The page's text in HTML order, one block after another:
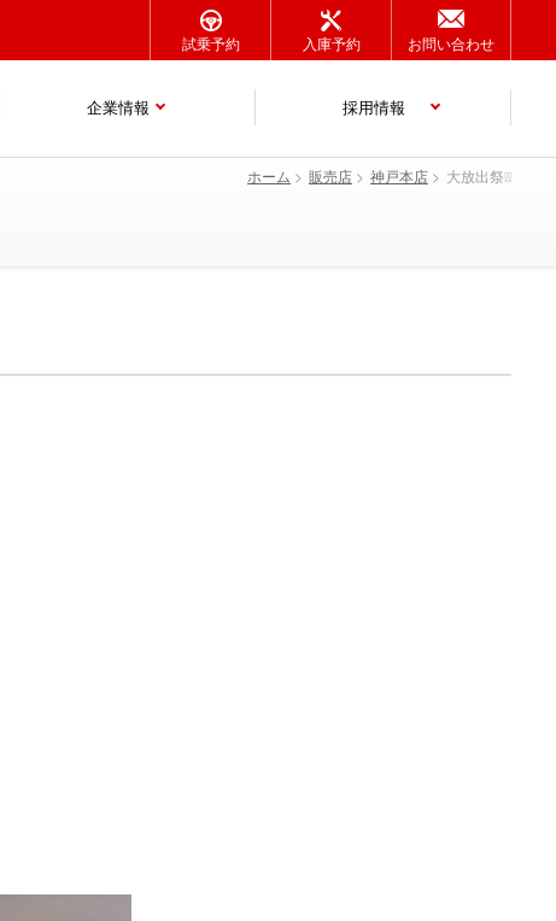
企業情報 採用情報
試乗予約 入庫予約 お問い合わせ
ホーム 販売店 神戸本店 大放出祭❕❕